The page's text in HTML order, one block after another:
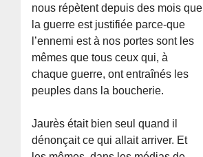
nous répètent depuis des mois que
la guerre est justifiée parce-que
l’ennemi est à nos portes sont les
mêmes que tous ceux qui, à
chaque guerre, ont entraînés les
peuples dans la boucherie.
Jaurès était bien seul quand il
dénonçait ce qui allait arriver. Et